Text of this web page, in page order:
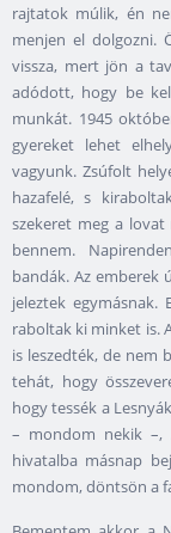
rajtatok múlik, én
menjen el dolgozni.
vissza, mert jön a
adódott, hogy be
munkát. 1945
gyereket lehet
vagyunk. Zsúfolt
hazafelé, s
szekeret meg a
bennem.
bandák. Az emberek
jeleztek
raboltak ki minket is.
is leszedték, de nem
tehát, hogy
hogy tessék a
– mondom nekik –,
hivatalba másnap
mondom, döntsön a